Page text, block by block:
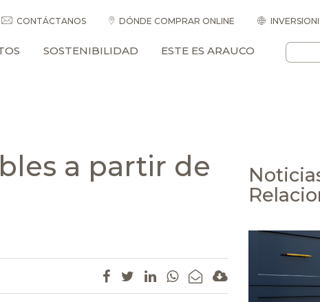
CONTÁCTANOS DÓNDE COMPRAR ONLINE
SOSTENIBILIDAD ESTE ES ARAUCO
a partir de